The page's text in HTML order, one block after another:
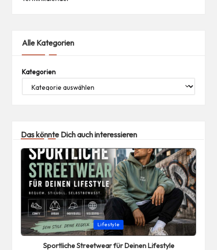
Alle Kategorien
Kategorien
Das könnte Dich auch interessieren
Posted
in
Lifestyle
Sportliche Streetwear für Deinen Lifestyle